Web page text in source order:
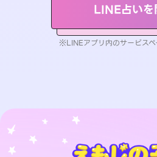
LINE占いを
※LINEアプリ内のサービス